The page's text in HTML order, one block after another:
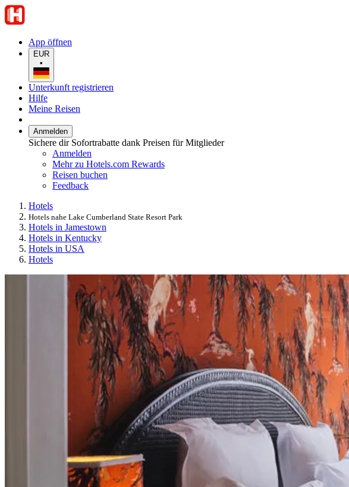
App öffnen
EUR
•
Unterkunft registrieren
Hilfe
Meine Reisen
Anmelden
Sichere dir Sofortrabatte dank Preisen für Mitglieder
Anmelden
Mehr zu Hotels.com Rewards
Reisen buchen
Feedback
Hotels
Hotels nahe Lake Cumberland State Resort Park
Hotels in Jamestown
Hotels in Kentucky
Hotels in USA
Hotels